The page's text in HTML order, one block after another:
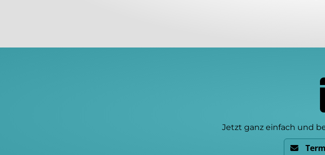
Jetzt ganz einfach und